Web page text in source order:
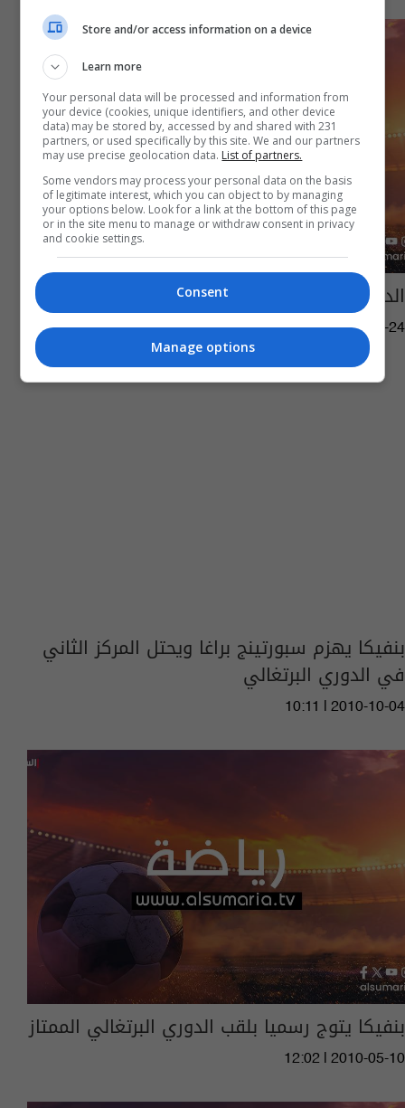
الدوري البرتغالي لكرة القدم
09:19 | 2011-01-24
بنفيكا يهزم سبورتينج براغا ويحتل المركز الثاني
في الدوري البرتغالي
10:11 | 2010-10-04
بنفيكا يتوج رسميا بلقب الدوري البرتغالي الممتاز
12:02 | 2010-05-10
Store and/or access information on a device
Learn more
Your personal data will be processed and information from
your device (cookies, unique identifiers, and other device
data) may be stored by, accessed by and shared with 231
partners, or used specifically by this site. We and our partners
may use precise geolocation data. List of partners.
Some vendors may process your personal data on the basis
of legitimate interest, which you can object to by managing
your options below. Look for a link at the bottom of this page
or in the site menu to manage or withdraw consent in privacy
and cookie settings.
Consent
Manage options